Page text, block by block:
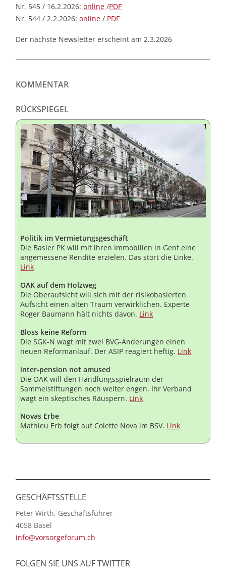
Nr. 545 / 16.2.2026:online /PDF
Nr. 544 / 2.2.2026:online / PDF
Der nächste Newsletter erscheint am 2.3.2026
KOMMENTAR
RÜCKSPIEGEL
Politik im Vermietungsgeschäft
Die Basler PK will mit ihren Immobilien in Genf eine
angemessene Rendite erzielen. Das stört die Linke.
Link
OAK auf dem Holzweg
Die Oberaufsicht will sich mit der risikobasierten
Aufsicht einen alten Traum verwirklichen. Experte
Roger Baumann hält nichts davon. Link
Bloss keine Reform
Die SGK-N wagt mit zwei BVG-Änderungen einen
neuen Reformanlauf. Der ASIP reagiert heftig. Link
inter-pension not amused
Die OAK will den Handlungsspielraum der
Sammelstiftungen noch weiter engen. Ihr Verband
wagt ein skeptisches Räuspern. Link
Novas Erbe
Mathieu Erb folgt auf Colette Nova im BSV. Link
GESCHÄFTSSTELLE
Peter Wirth, Geschäftsführer
4058 Basel
info@vorsorgeforum.ch
FOLGEN SIE UNS AUF TWITTER